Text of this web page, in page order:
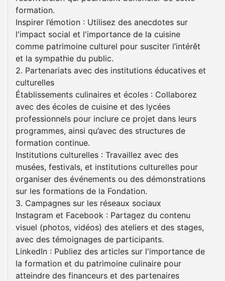
formation.
Inspirer l’émotion : Utilisez des anecdotes sur
l'impact social et l'importance de la cuisine
comme patrimoine culturel pour susciter l’intérêt
et la sympathie du public.
2. Partenariats avec des institutions éducatives et
culturelles
Établissements culinaires et écoles : Collaborez
avec des écoles de cuisine et des lycées
professionnels pour inclure ce projet dans leurs
programmes, ainsi qu’avec des structures de
formation continue.
Institutions culturelles : Travaillez avec des
musées, festivals, et institutions culturelles pour
organiser des événements ou des démonstrations
sur les formations de la Fondation.
3. Campagnes sur les réseaux sociaux
Instagram et Facebook : Partagez du contenu
visuel (photos, vidéos) des ateliers et des stages,
avec des témoignages de participants.
LinkedIn : Publiez des articles sur l'importance de
la formation et du patrimoine culinaire pour
atteindre des financeurs et des partenaires